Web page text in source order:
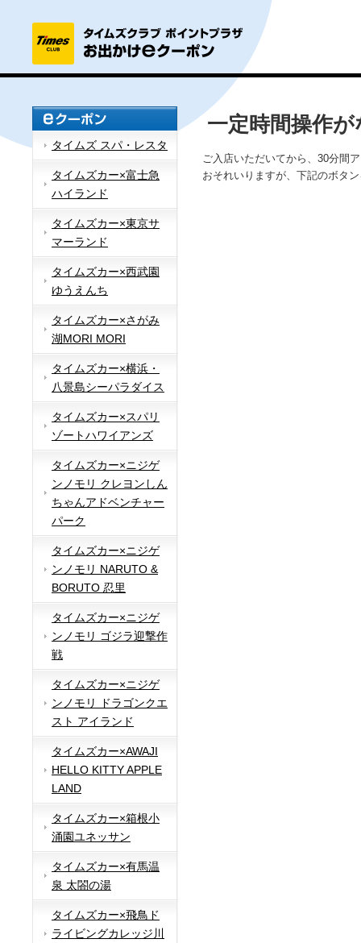
タイムズ スパ・レスタ
タイムズカー×富士急
ハイランド
タイムズカー×東京サ
マーランド
タイムズカー×西武園
ゆうえんち
タイムズカー×さがみ
湖MORI MORI
タイムズカー×横浜・
八景島シーパラダイス
タイムズカー×スパリ
ゾートハワイアンズ
タイムズカー×ニジゲ
ンノモリ クレヨンしん
ちゃんアドベンチャー
パーク
タイムズカー×ニジゲ
ンノモリ NARUTO &
BORUTO 忍里
タイムズカー×ニジゲ
ンノモリ ゴジラ迎撃作
戦
タイムズカー×ニジゲ
ンノモリ ドラゴンクエ
スト アイランド
タイムズカー×AWAJI
HELLO KITTY APPLE
LAND
タイムズカー×箱根小
涌園ユネッサン
タイムズカー×有馬温
泉 太閤の湯
タイムズカー×飛鳥ド
ライビングカレッジ川
一定時間操作
ご入店いただいてから、30分間
おそれいりますが、下記のボタ